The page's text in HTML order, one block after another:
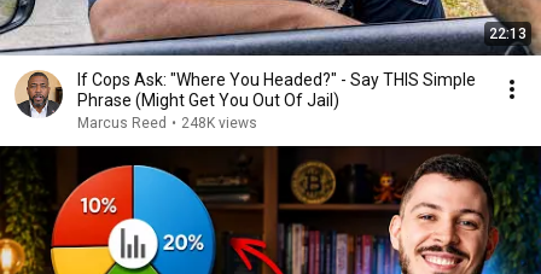
22:13
If Cops Ask: "Where You Headed?" - Say THIS Simple
Phrase (Might Get You Out Of Jail)
Marcus Reed • 248K views